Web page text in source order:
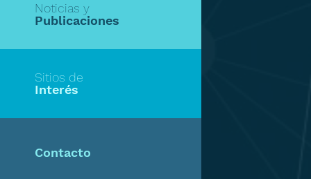
Noticias y
Publicaciones
Sitios de
Interés
Contacto